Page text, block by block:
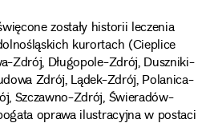
zostały historii leczenia
kurortach (Cieplice
Zdrój, Długopole-Zdrój, Duszniki-
Zdrój, Lądek-Zdrój, Polanica-
Szczawno-Zdrój, Świeradów-
oprawa ilustracyjna w postaci